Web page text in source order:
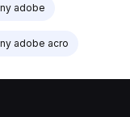
adobe
adobe acro